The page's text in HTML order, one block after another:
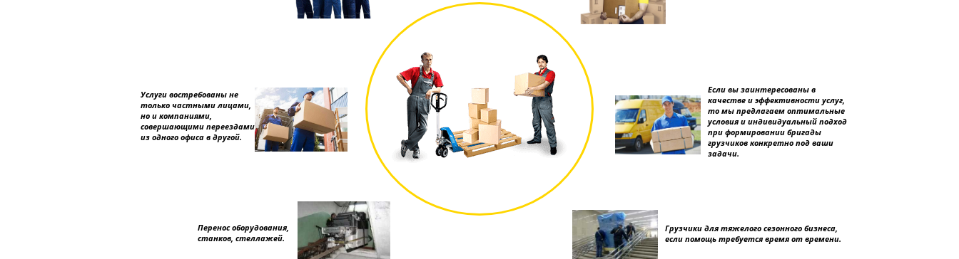
Услуги востребованы не
только частными лицами,
но и компаниями,
совершающими переездами
из одного офиса в другой.
Перенос оборудования,
станков, стеллажей.
Если вы заинтересованы в
качестве и эффективности услуг,
то мы предлагаем оптимальные
условия и индивидуальный подход
при формировании бригады
грузчиков конкретно под ваши
задачи.
Грузчики для тяжелого сезонного бизнеса,
если помощь требуется время от времени.